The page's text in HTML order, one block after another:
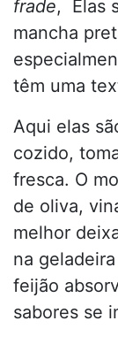
frade, Elas
mancha
têm uma
Aqui elas
cozido,
fresca. O
de oliva,
melhor
na
feijão
sabores se